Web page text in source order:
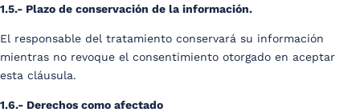
1.5.- Plazo de conservación de la información.
El responsable del tratamiento conservará su información
mientras no revoque el consentimiento otorgado en aceptar
esta cláusula.
1.6.- Derechos como afectado